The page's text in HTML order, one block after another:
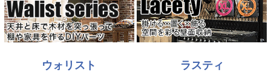
ウォリスト ラスティ